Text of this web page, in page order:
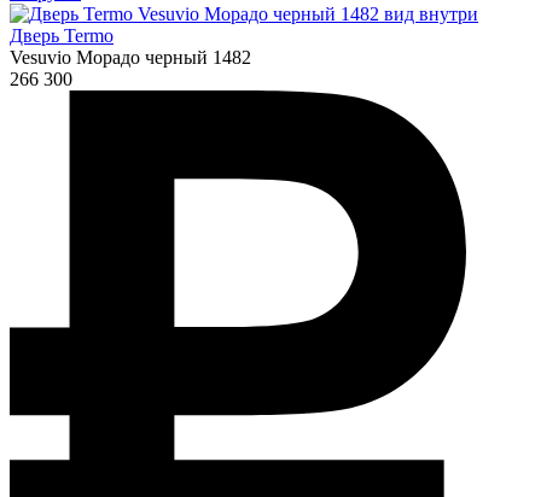
Дверь Termo
Vesuvio Морадо черный 1482
266 300